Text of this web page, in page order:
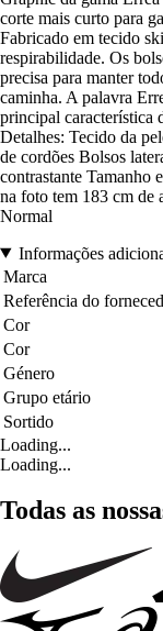
corte mais curto para
Fabricado em tecido
respirabilidade. Os
precisa para manter
caminha. A palavra
principal característica
Detalhes: Tecido da
de cordões Bolsos
contrastante Tamanho
na foto tem 183 cm de
Normal
Informações
Marca
Referência do
Cor
Cor
Género
Grupo etário
Sortido
Loading...
Loading...
Todas as